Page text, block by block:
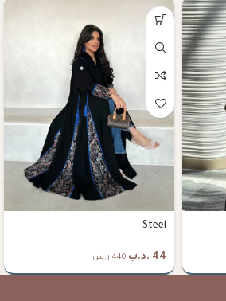
Steel
44 .د.ب 440 ر.س